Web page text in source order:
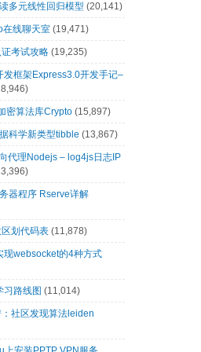
多元线性回归模型 (20,141)
在线聊天室 (19,471)
考试攻略 (19,235)
发框架Express3.0开发手记–
密算法库Crypto (15,897)
科学新类型tibble (13,867)
代理Nodejs – log4js日志IP
器程序 Rserve详解
划代码表 (11,878)
现websocket的4种方式
习路线图 (11,014)
社区发现算法leiden